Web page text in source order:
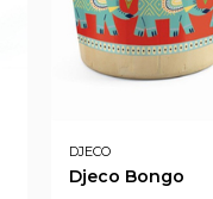
DJECO
Djeco Bongo